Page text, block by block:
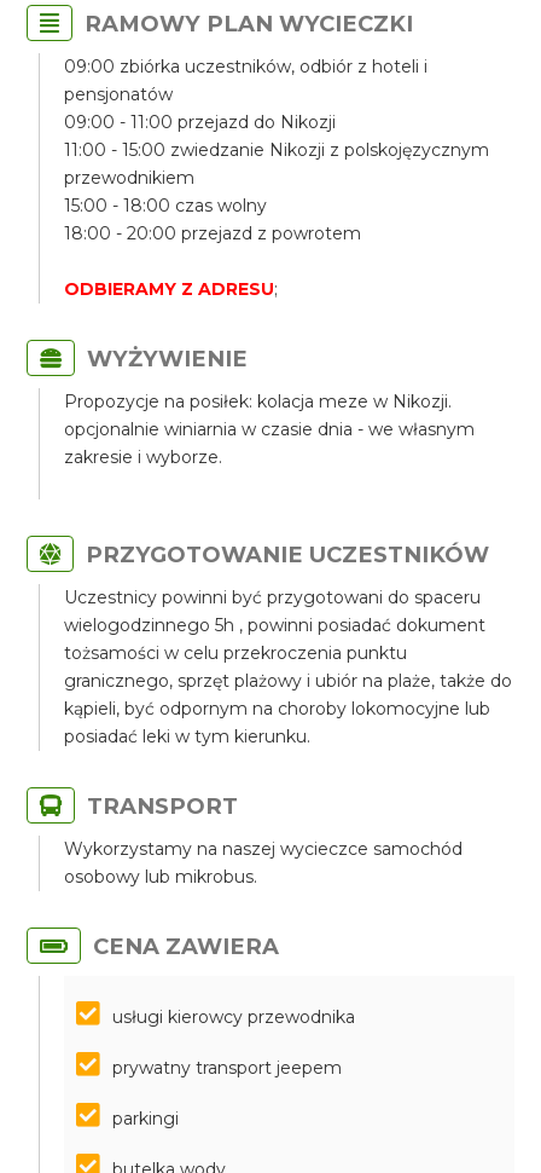
RAMOWY PLAN WYCIECZKI
09:00 zbiórka uczestników, odbiór z hoteli i
pensjonatów
09:00 - 11:00 przejazd do Nikozji
11:00 - 15:00 zwiedzanie Nikozji z polskojęzycznym
przewodnikiem
15:00 - 18:00 czas wolny
18:00 - 20:00 przejazd z powrotem
ODBIERAMY Z ADRESU;
WYŻYWIENIE
Propozycje na posiłek: kolacja meze w Nikozji.
opcjonalnie winiarnia w czasie dnia - we własnym
zakresie i wyborze.
PRZYGOTOWANIE UCZESTNIKÓW
Uczestnicy powinni być przygotowani do spaceru
wielogodzinnego 5h , powinni posiadać dokument
tożsamości w celu przekroczenia punktu
granicznego, sprzęt plażowy i ubiór na plaże, także do
kąpieli, być odpornym na choroby lokomocyjne lub
posiadać leki w tym kierunku.
TRANSPORT
Wykorzystamy na naszej wycieczce samochód
osobowy lub mikrobus.
CENA ZAWIERA
usługi kierowcy przewodnika
prywatny transport jeepem
parkingi